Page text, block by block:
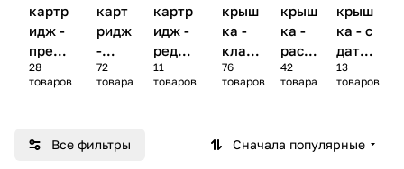
картр
идж -
предо
храни
тельн
ны
28
товаров
карт
ридж
-
расп
реде
72
товара
картр
идж -
редук
ционн
ые
11
товаров
крыш
ка -
клапа
ны
давле
76
товаров
крыш
ка -
расп
реде
лите
42
товара
крыш
ка - с
датчи
ками
(коне
ючате
13
товаров
Все фильтры Сначала популярные